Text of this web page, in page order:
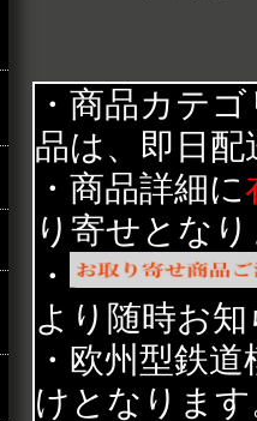
・商品カテ
品は、即日
・商品詳細に
り寄せとな
・
より随時お
・欧州型鉄
けとなりま